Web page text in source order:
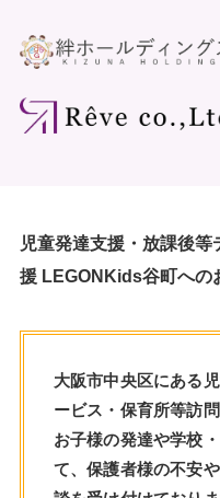
児童発達支援・放課後
援 LEGONKids谷町への
大阪市中央区にある
ービス・保育所等訪
お子様の発達や学校
て、保護者様の不安